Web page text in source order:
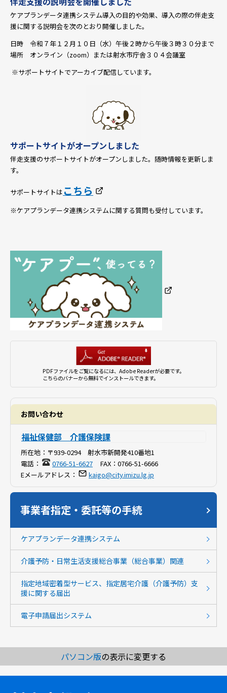
ケアプランデータ連携システム導入の目的や効果、導入の際の伴走支
援に関する説明会を次のとおり開催しました。
日時 令和７年１２月１０日（水）午後２時から午後３時３０分まで
場所 オンライン（zoom）または射水市庁舎３０４会議室
※サポートサイトでアーカイブ配信しています。
サポートサイトがオープンしました
伴走支援のサポートサイトがオープンしました。随時情報を更新しま
す。
サポートサイトは こちら
※ケアプランデータ連携システムに関する質問も受付しています。
PDFファイルをご覧になるには、Adobe Readerが必要です。
こちらのバナーから無料でインストールできます。
お問い合わせ
福祉保健部 介護保険課
所在地： 〒939-0294 射水市新開発410番地1
電話：
0766-51-6627 FAX： 0766-51-6666
Eメールアドレス：
kaigo@city.imizu.lg.jp
事業者指定・委託等の手続
ケアプランデータ連携システム
介護予防・日常生活支援総合事業（総合事業）関連
指定地域密着型サービス、指定居宅介護（介護予防）支
援に関する届出
電子申請届出システム
パソコン版の表示に変更する